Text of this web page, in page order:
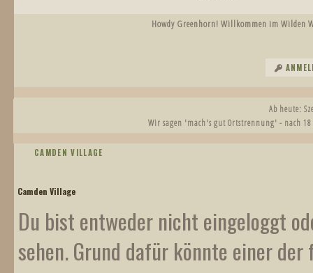
Howdy Greenhorn! Willkommen im Wilden
Ab heute:
Wir sagen 'mach's gut Ortstrennung' - nach
CAMDEN VILLAGE
Camden Village
Du bist entweder nicht eingeloggt
sehen. Grund dafür könnte einer der